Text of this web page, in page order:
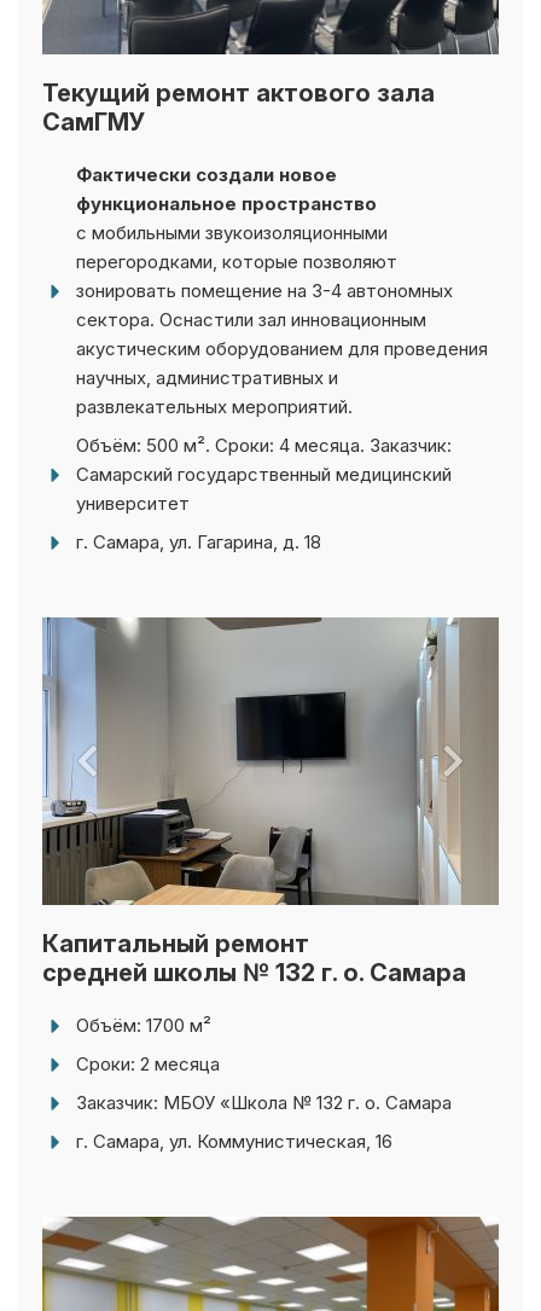
СамГМУ
функциональное пространство
с мобильными звукоизоляционными
перегородками, которые позволяют
зонировать помещение на 3-4 автономных
сектора. Оснастили зал инновационным
акустическим оборудованием для проведения
научных, административных и
развлекательных мероприятий.
Объём: 500 м². Сроки: 4 месяца. Заказчик:
Самарский государственный медицинский
университет
г. Самара, ул. Гагарина, д. 18
средней школы № 132 г. о. Самара
Сроки: 2 месяца
Заказчик: МБОУ «Школа № 132 г. о. Самара
г. Самара, ул. Коммунистическая, 16